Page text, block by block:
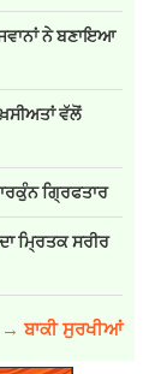
ਨੇ ਬਣਾਇਆ
ਵੱਲੋਂ
ਗ੍ਰਿਫਤਾਰ
ਮ੍ਰਿਤਕ ਸਰੀਰ
→ ਬਾਕੀ ਸੁਰਖੀਆਂ